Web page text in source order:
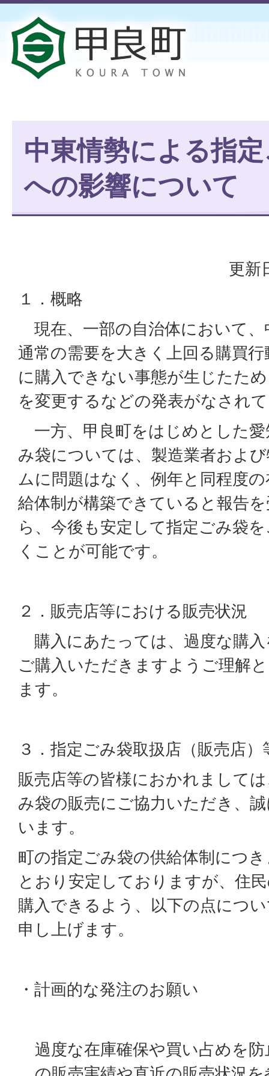
中東情勢による指
への影響について
更新
１．概略
現在、一部の自治体において、
通常の需要を大きく上回る購買
に購入できない事態が生じたた
を変更するなどの発表がなされ
一方、甲良町をはじめとした
み袋については、製造業者およ
ムに問題はなく、例年と同程度
給体制が構築できていると報告
ら、今後も安定して指定ごみ袋
くことが可能です。
２．販売店等における販売状況
購入にあたっては、過度な購
ご購入いただきますようご理解
ます。
３．指定ごみ袋取扱店（販売店
販売店等の皆様におかれまして
み袋の販売にご協力いただき、
います。
町の指定ごみ袋の供給体制につ
とおり安定しておりますが、住
購入できるよう、以下の点につ
申し上げます。
・計画的な発注のお願い
過度な在庫確保や買い占めを